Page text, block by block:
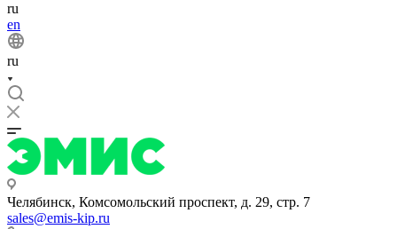
ru
en
ru
Челябинск, Комсомольский проспект, д. 29, стр. 7
sales@emis-kip.ru